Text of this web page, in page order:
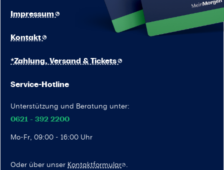
Service-Hotline
Unterstützung und Beratung unter:
0621 - 392 2200
Mo-Fr, 09:00 - 16:00 Uhr
Oder über unser Kontaktformular .
Kontakt
Impressum
*Zahlung, Versand & Tickets